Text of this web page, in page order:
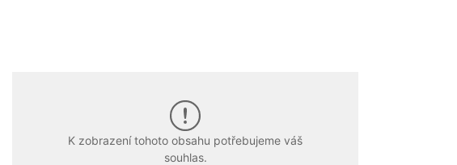
K zobrazení tohoto obsahu potřebujeme váš
souhlas.